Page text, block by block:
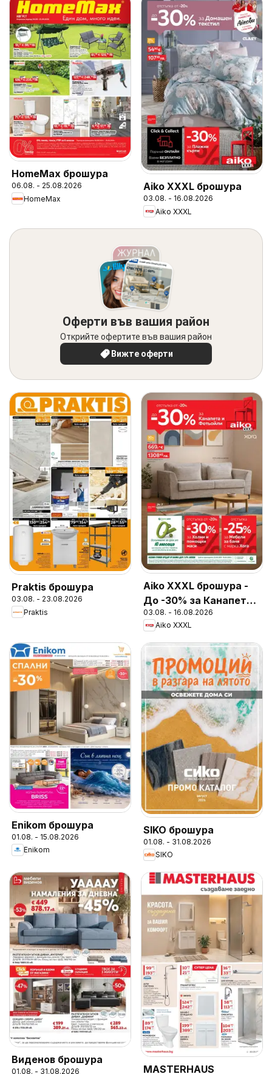
HomeMax брошура
06.08. - 25.08.2026
HomeMax
Aiko XXXL брошура
03.08. - 16.08.2026
Aiko XXXL
Оферти във вашия район
Открийте офертите във вашия район
Вижте оферти
Praktis брошура
03.08. - 23.08.2026
Praktis
Aiko XXXL брошура -
До -30% за Канапета
и Фотьойли
03.08. - 16.08.2026
Aiko XXXL
Enikom брошура
01.08. - 15.08.2026
Enikom
SIKO брошура
01.08. - 31.08.2026
SIKO
Виденов брошура
01.08. - 31.08.2026 MASTERHAUS